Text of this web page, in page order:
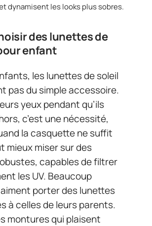
dynamisent les looks plus sobres.
des lunettes de
enfant
les lunettes de soleil
pas du simple accessoire.
yeux pendant qu’ils
c’est une nécessité,
la casquette ne suffit
mieux miser sur des
capables de filtrer
les UV. Beaucoup
porter des lunettes
à celles de leurs parents.
montures qui plaisent